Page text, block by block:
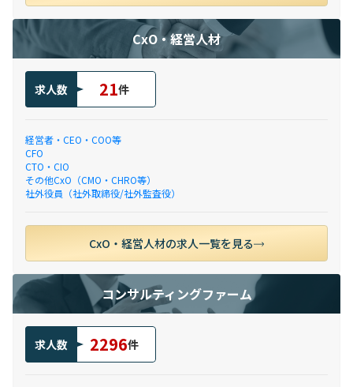
CxO・経営人材
求人数 21件
経営者・CEO・COO等
CFO
CTO・CIO
その他CxO（CMO・CHRO等）
社外役員（社外取締役/社外監査役）
CxO・経営人材の求人一覧を見る
コンサルティングファーム
求人数 2296件